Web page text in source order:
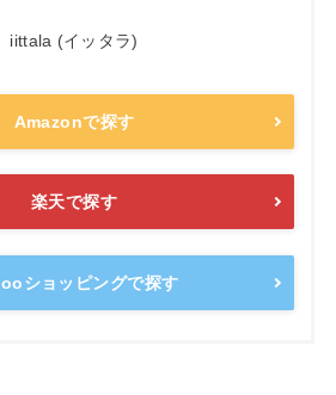
iittala (イッタラ)
Amazonで探す
楽天で探す
ショッピングで探す